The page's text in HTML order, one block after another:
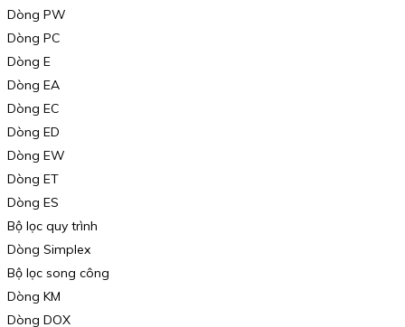
Dòng PW
Dòng PC
Dòng E
Dòng EA
Dòng EC
Dòng ED
Dòng EW
Dòng ET
Dòng ES
Bộ lọc quy trình
Dòng Simplex
Bộ lọc song công
Dòng KM
Dòng DOX